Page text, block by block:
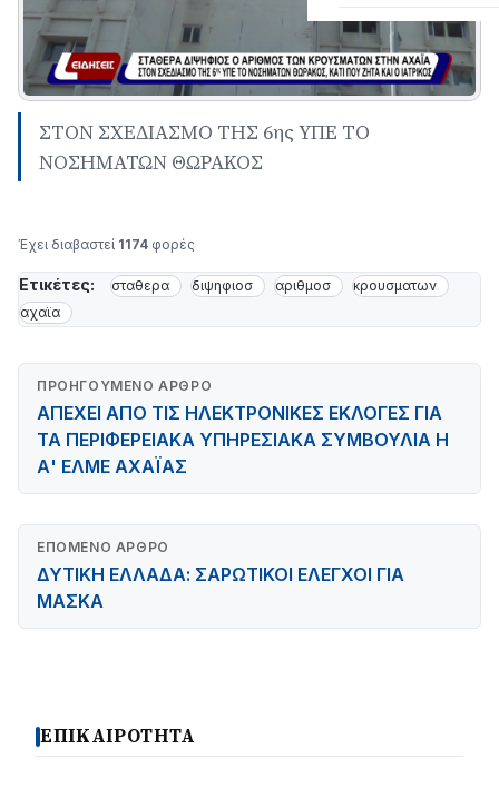
ΣΤΟΝ ΣΧΕΔΙΑΣΜΟ ΤΗΣ 6ης ΥΠΕ ΤΟ
ΝΟΣΗΜΑΤΩΝ ΘΩΡΑΚΟΣ
Έχει διαβαστεί 1174 φορές
Ετικέτες: σταθερα διψηφιοσ αριθμοσ
κρουσματων
αχαϊα
ΠΡΟΗΓΟΎΜΕΝΟ ΆΡΘΡΟ
ΑΠΕΧΕΙ ΑΠΟ ΤΙΣ ΗΛΕΚΤΡΟΝΙΚΕΣ ΕΚΛΟΓΕΣ ΓΙΑ
ΤΑ ΠΕΡΙΦΕΡΕΙΑΚΑ ΥΠΗΡΕΣΙΑΚΑ ΣΥΜΒΟΥΛΙΑ Η
Α' ΕΛΜΕ ΑΧΑΪΑΣ
ΕΠΌΜΕΝΟ ΆΡΘΡΟ
ΔΥΤΙΚΗ ΕΛΛΑΔΑ: ΣΑΡΩΤΙΚΟΙ ΕΛΕΓΧΟΙ ΓΙΑ
ΜΑΣΚΑ
ΕΠΙΚΑΙΡΟΤΗΤΑ